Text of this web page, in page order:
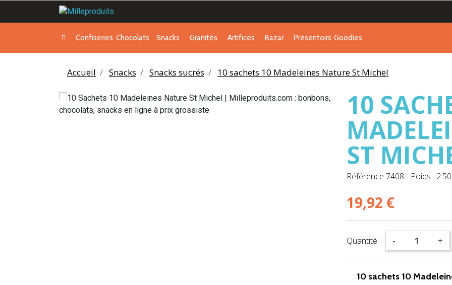
Confiseries Chocolats Snacks Granités Artifices Bazar Présentoirs Goodies
Accueil Snacks Snacks sucrés 10 sachets 10 Madeleines Nature St Michel
10
ST
Référence 7408 - Poids :
19,92 €
Quantité - +
10 sachets 10